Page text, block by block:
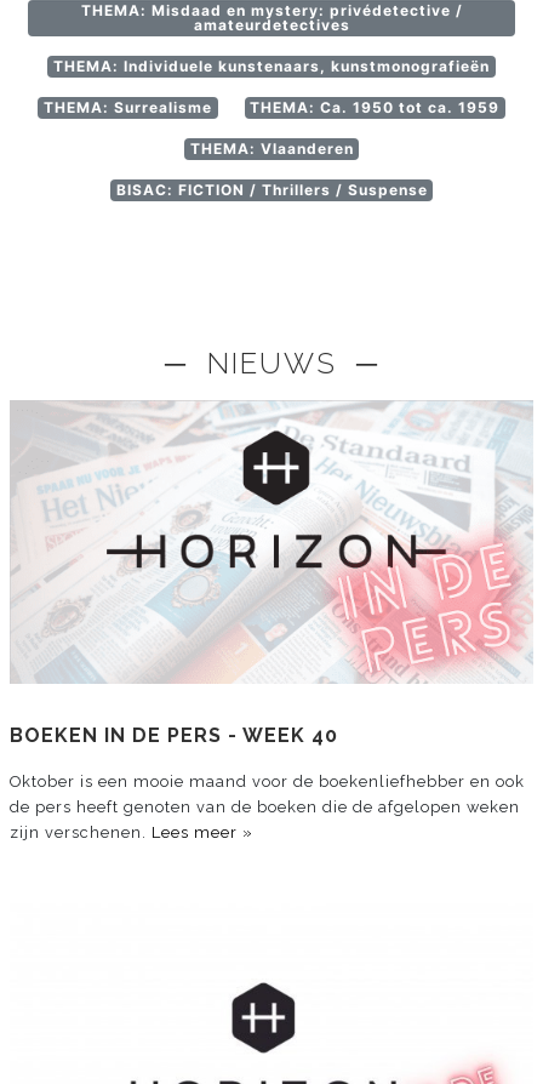
THEMA: Misdaad en mystery: privédetective /
amateurdetectives
THEMA: Individuele kunstenaars, kunstmonografieën
THEMA: Surrealisme THEMA: Ca. 1950 tot ca. 1959
THEMA: Vlaanderen
BISAC: FICTION / Thrillers / Suspense
─ NIEUWS ─
BOEKEN IN DE PERS - WEEK 40
Oktober is een mooie maand voor de boekenliefhebber en ook
de pers heeft genoten van de boeken die de afgelopen weken
zijn verschenen. Lees meer »